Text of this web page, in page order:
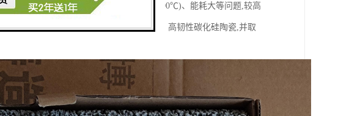
此外,该烧结方法还存在烧结温度高(达2300℃)、能耗大等问题,较高
力于研究低温液相烧结技术制备高强度、高韧性碳化硅陶瓷,并取